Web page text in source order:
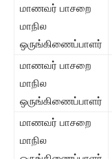
மாணவர் பாசறை
மாநில
ஒருங்கிணைப்பாளர்
மாணவர் பாசறை
மாநில
ஒருங்கிணைப்பாளர்
மாணவர் பாசறை
மாநில